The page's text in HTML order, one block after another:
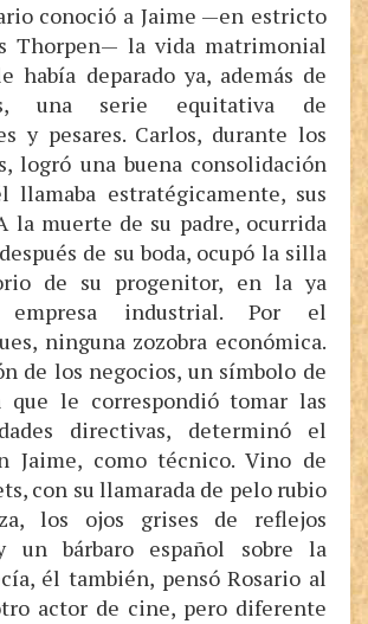
conoció a Jaime —en estricto
Thorpen— la vida matrimonial
había deparado ya, además de
una serie equitativa de
y pesares. Carlos, durante los
logró una buena consolidación
llamaba estratégicamente, sus
la muerte de su padre, ocurrida
de su boda, ocupó la silla
de su progenitor, en la ya
empresa industrial. Por el
ninguna zozobra económica.
de los negocios, un símbolo de
que le correspondió tomar las
directivas, determinó el
Jaime, como técnico. Vino de
con su llamarada de pelo rubio
los ojos grises de reflejos
un bárbaro español sobre la
él también, pensó Rosario al
actor de cine, pero diferente